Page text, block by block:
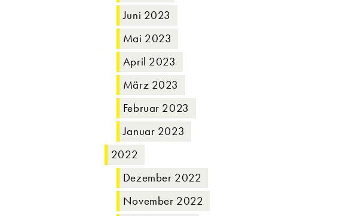
Juni 2023
Mai 2023
April 2023
März 2023
Februar 2023
Januar 2023
2022
Dezember 2022
November 2022